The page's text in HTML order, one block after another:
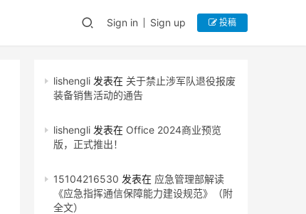
Sign in Sign up 投稿
lishengli 发表在 关于禁止涉军队退役报废
装备销售活动的通告
lishengli 发表在 Office 2024商业预览
版，正式推出！
15104216530 发表在 应急管理部解读
《应急指挥通信保障能力建设规范》（附
全文）